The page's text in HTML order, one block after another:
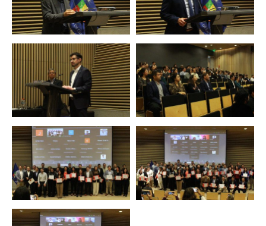
Zoom Zoom
Zoom